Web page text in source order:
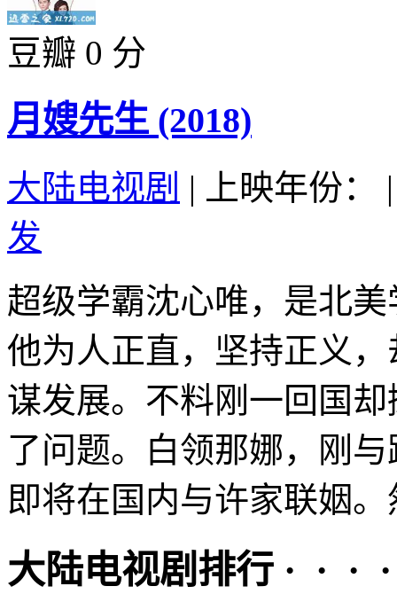
豆瓣 0 分
月嫂先生 (2018)
大陆电视剧 | 上映年份：
|
发
超级学霸沈心唯，是北
他为人正直，坚持正义
谋发展。不料刚一回国
了问题。白领那娜，刚
即将在国内与许家联姻
大陆电视剧排行 · · ·